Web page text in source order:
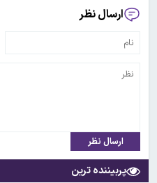
ارسال نظر
ارسال نظر
پربیننده ترین